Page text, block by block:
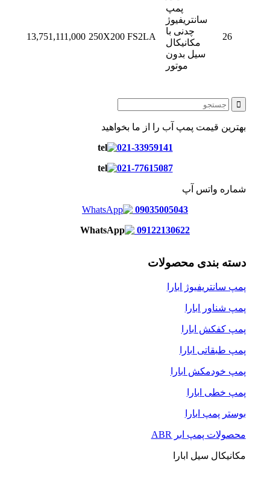
13,751,111,000 250X200 FS2LA
پمپ
سانتریفیوژ
چدنی با
مکانیکال
سیل بدون
موتور
26
بهترین قیمت پمپ آب را از ما بخواهید
021-33959141
021-77615087
شماره واتس آپ
09035005043
09122130622
دسته بندی محصولات
پمپ سانتریفیوژ ابارا
پمپ شناور ابارا
پمپ کفکش ابارا
پمپ طبقاتی ابارا
پمپ خودمکش ابارا
پمپ خطی ابارا
بوستر پمپ ابارا
محصولات پمپ ابر ABR
مکانیکال سیل ابارا